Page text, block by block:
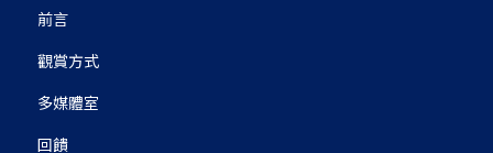
前言
觀賞方式
多媒體室
回饋